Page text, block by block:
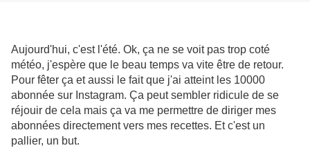
Aujourd'hui, c'est l'été. Ok, ça ne se voit pas trop coté
météo, j'espère que le beau temps va vite être de retour.
Pour fêter ça et aussi le fait que j'ai atteint les 10000
abonnée sur Instagram. Ça peut sembler ridicule de se
réjouir de cela mais ça va me permettre de diriger mes
abonnées directement vers mes recettes. Et c'est un
pallier, un but.